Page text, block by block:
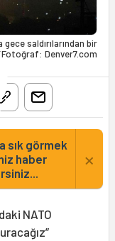
saldırılarından bir
Denver7.com
sık görmek
haber
×
NATO